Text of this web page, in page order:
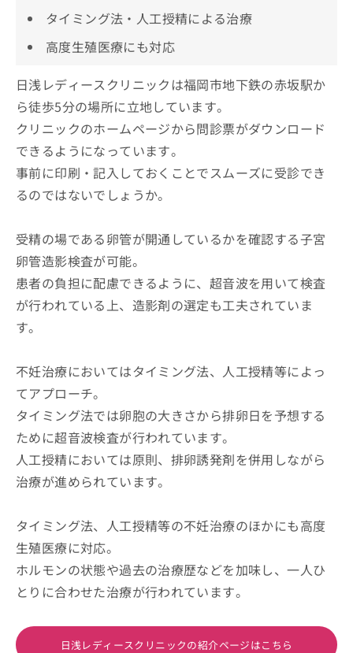
タイミング法・人工授精による治療
高度生殖医療にも対応
日浅レディースクリニックは福岡市地下鉄の赤坂駅か
ら徒歩5分の場所に立地しています。
クリニックのホームページから問診票がダウンロード
できるようになっています。
事前に印刷・記入しておくことでスムーズに受診でき
るのではないでしょうか。
受精の場である卵管が開通しているかを確認する子宮
卵管造影検査が可能。
患者の負担に配慮できるように、超音波を用いて検査
が行われている上、造影剤の選定も工夫されていま
す。
不妊治療においてはタイミング法、人工授精等によっ
てアプローチ。
タイミング法では卵胞の大きさから排卵日を予想する
ために超音波検査が行われています。
人工授精においては原則、排卵誘発剤を併用しながら
治療が進められています。
タイミング法、人工授精等の不妊治療のほかにも高度
生殖医療に対応。
ホルモンの状態や過去の治療歴などを加味し、一人ひ
とりに合わせた治療が行われています。
日浅レディースクリニックの紹介ページはこちら